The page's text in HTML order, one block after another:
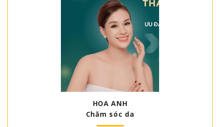
HOA ANH
Chăm sóc da